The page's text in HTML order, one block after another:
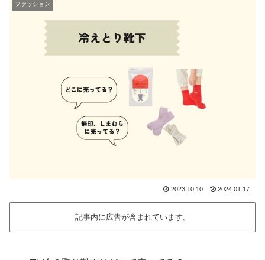
ファッション
2023.10.10 2024.01.17
記事内に広告が含まれています。